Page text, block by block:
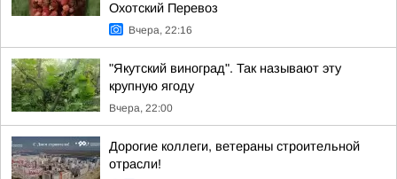
Охотский Перевоз
Вчера, 22:16
"Якутский виноград". Так называют эту
крупную ягоду
Вчера, 22:00
Дорогие коллеги, ветераны строительной
отрасли!